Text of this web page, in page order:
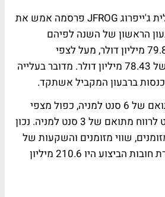
חברת התוכנה הישראלית ג'ייפרוג JFROG פרסמה אמש את
הראשון של השנה לפיהם
הכנסותיה הסתכמו ב-79.8 מיליון דולר, מעל לצפי
האנליסטים להכנסות של 78.43 מיליון דולר. מדובר בעלייה
החברה רשמה רווח מתואם של 6 סנט למניה, כפול מצפי
האנליסטים בוול סטריט לרווח מתואם של 3 סנט למניה. נכון
שווי מזומנים והשקעות של
447.2 מיליון דולר. יתרת חובות הביצוע היו 210.6 מיליון